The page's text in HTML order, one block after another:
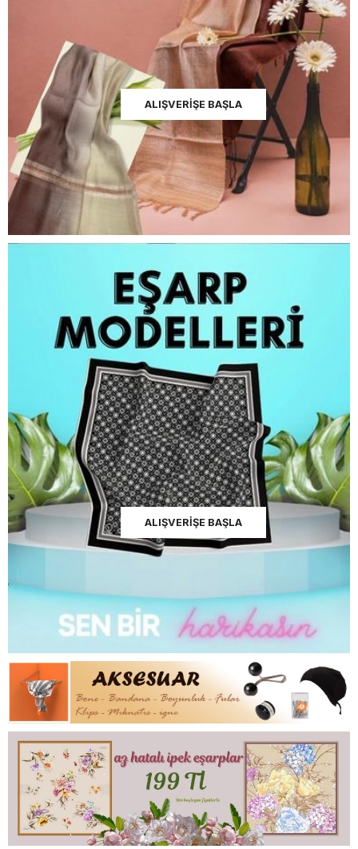
ALIŞVERİŞE BAŞLA
ALIŞVERİŞE BAŞLA